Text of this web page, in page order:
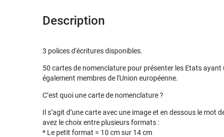
Description
3 polices d'écritures disponibles.
50 cartes de nomenclature pour présenter les Etats
également membres de l'Union européenne.
C’est quoi une carte de nomenclature ?
Il s’agit d’une carte avec une image et en dessous le mot
avez le choix entre plusieurs formats :
* Le petit format = 10 cm sur 14 cm